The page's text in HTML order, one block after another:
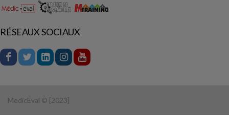
RÉSEAUX SOCIAUX
MedicEval © [2023]